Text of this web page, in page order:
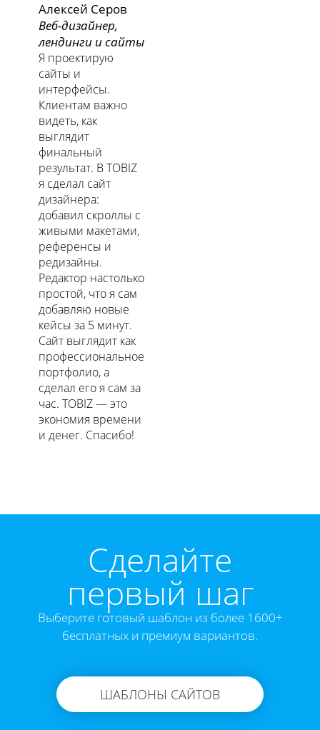
Алексей Серов
Веб-дизайнер,
лендинги и сайты
Я проектирую
сайты и
интерфейсы.
Клиентам важно
видеть, как
выглядит
финальный
результат. В TOBIZ
я сделал сайт
дизайнера:
добавил скроллы с
живыми макетами,
референсы и
редизайны.
Редактор настолько
простой, что я сам
добавляю новые
кейсы за 5 минут.
Сайт выглядит как
профессиональное
портфолио, а
сделал его я сам за
час. TOBIZ — это
экономия времени
и денег. Спасибо!
Cделайте
первый шаг
Выберите готовый шаблон из более 1600+
бесплатных и премиум вариантов.
ШАБЛОНЫ САЙТОВ